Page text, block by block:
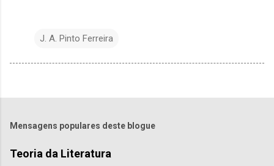
J. A. Pinto Ferreira
Mensagens populares deste blogue
Teoria da Literatura